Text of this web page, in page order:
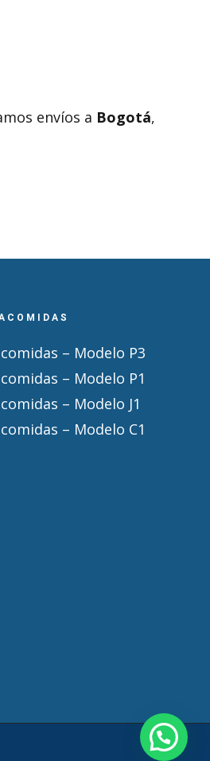
envíos a Bogotá,
– Modelo P3
– Modelo P1
– Modelo J1
– Modelo C1